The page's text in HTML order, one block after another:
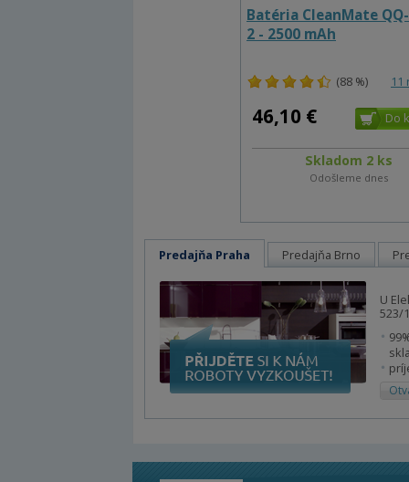
Batéria CleanMate
2 - 2500 mAh
(88 %) 11
46,10 €
Skladom 2 ks
Odošleme dnes
Predajňa Praha Predajňa Brno
U
523/